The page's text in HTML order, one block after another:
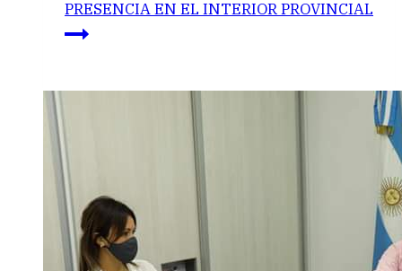
PRESENCIA EN EL INTERIOR PROVINCIAL